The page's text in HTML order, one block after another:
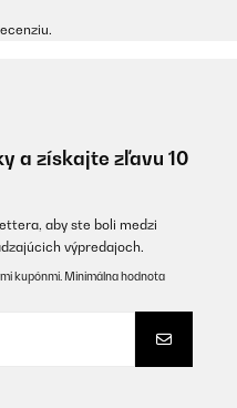
a získajte zľavu 10
aby ste boli medzi
výpredajoch.
kupónmi. Minimálna hodnota